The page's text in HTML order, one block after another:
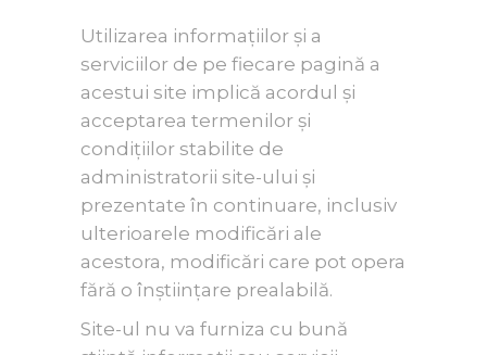
Utilizarea informațiilor și a
serviciilor de pe fiecare pagină a
acestui site implică acordul și
acceptarea termenilor și
condițiilor stabilite de
administratorii site-ului și
prezentate în continuare, inclusiv
ulterioarele modificări ale
acestora, modificări care pot opera
fără o înștiințare prealabilă.
Site-ul nu va furniza cu bună